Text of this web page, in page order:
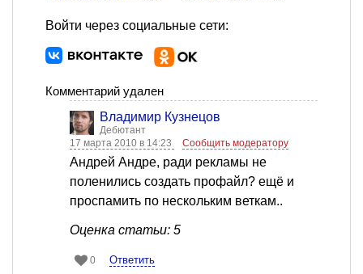
Войти через социальные сети:
Комментарий удален
Владимир Кузнецов
Дебютант
17 марта 2010 в 14:23
Сообщить модератору
Андрей Андре, ради рекламы не
поленились создать профайл? ещё и
проспамить по нескольким веткам..
Оценка статьи: 5
0 Ответить